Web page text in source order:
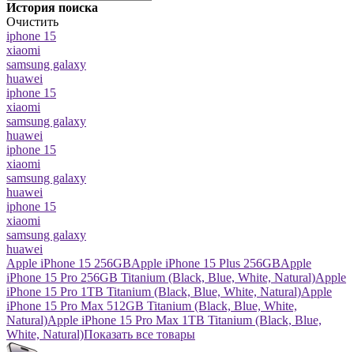
История поиска
Очистить
iphone 15
xiaomi
samsung galaxy
huawei
iphone 15
xiaomi
samsung galaxy
huawei
iphone 15
xiaomi
samsung galaxy
huawei
iphone 15
xiaomi
samsung galaxy
huawei
Apple iPhone 15 256GBApple iPhone 15 Plus 256GBApple
iPhone 15 Pro 256GB Titanium (Black, Blue, White, Natural)Apple
iPhone 15 Pro 1TB Titanium (Black, Blue, White, Natural)Apple
iPhone 15 Pro Max 512GB Titanium (Black, Blue, White,
Natural)Apple iPhone 15 Pro Max 1TB Titanium (Black, Blue,
White, Natural)Показать все товары